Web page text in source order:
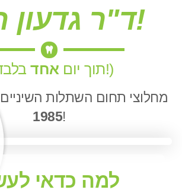
ד"ר גדעון הכט!
(*תוך יום אחד בלבד!)
מחלוצי תחום השתלות
1985!
למה כדאי